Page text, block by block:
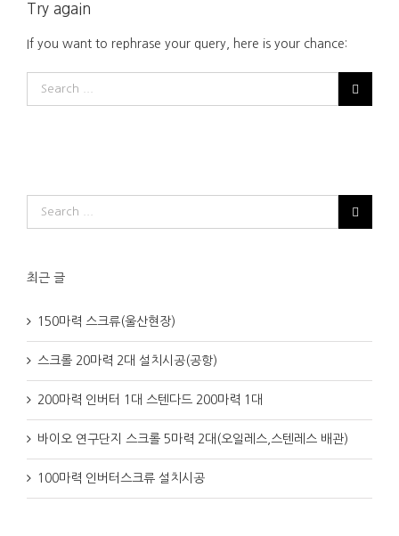
Try again
If you want to rephrase your query, here is your chance:
최근 글
150마력 스크류(울산현장)
스크롤 20마력 2대 설치시공(공항)
200마력 인버터 1대 스텐다드 200마력 1대
바이오 연구단지 스크롤 5마력 2대(오일레스,스텐레스 배관)
100마력 인버터스크류 설치시공